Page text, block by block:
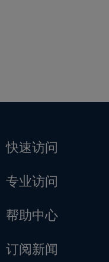
快速访问
专业访问
帮助中心
订阅新闻